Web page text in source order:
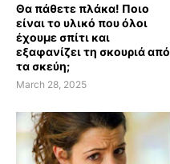
Θα πάθετε πλάκα! Ποιο
είναι το υλικό που όλοι
έχουμε σπίτι και
εξαφανίζει τη σκουριά από
τα σκεύη;
March 28, 2025